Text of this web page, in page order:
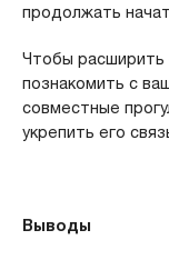
продолжать
Чтобы расширить
познакомить с
совместные
укрепить его
Выводы